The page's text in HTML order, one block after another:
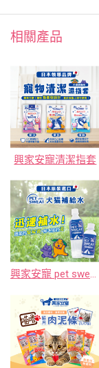
相關產品
興家安寵清潔指套
興家安寵 pet sweat犬貓補給水